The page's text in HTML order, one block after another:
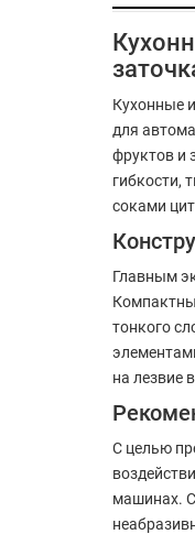
Кухонные
для
фруктов и
гибкости,
соками
Главным
тонкого
на лезвие
С целью
машинах.